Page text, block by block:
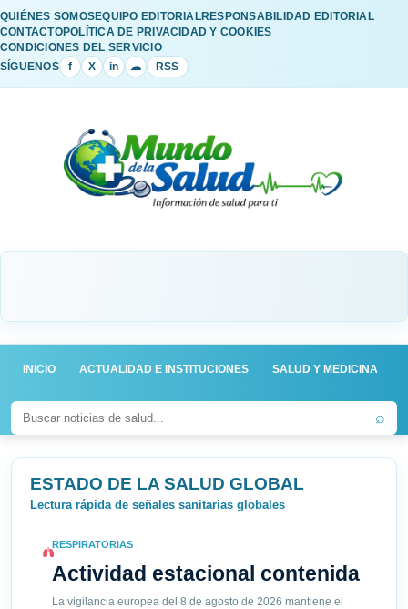
QUIÉNES SOMOSEQUIPO EDITORIALRESPONSABILIDAD EDITORIAL
CONTACTOPOLÍTICA DE PRIVACIDAD Y COOKIES
CONDICIONES DEL SERVICIO
SÍGUENOS
f X in ☁ RSS
INICIO ACTUALIDAD E INSTITUCIONES SALUD Y MEDICINA
⌕
ESTADO DE LA SALUD GLOBAL
Lectura rápida de señales sanitarias globales
RESPIRATORIAS
Actividad estacional contenida
La vigilancia europea del 8 de agosto de 2026 mantiene el